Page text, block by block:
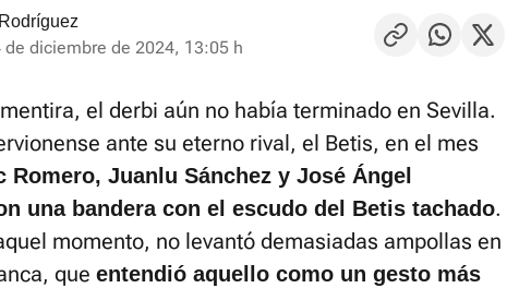
de diciembre de 2024, 13:05 h
el derbi aún no había terminado en Sevilla.
ante su eterno rival, el Betis, en el mes
Romero, Juanlu Sánchez y José Ángel
una bandera con el escudo del Betis tachado.
momento, no levantó demasiadas ampollas en
que entendió aquello como un gesto más